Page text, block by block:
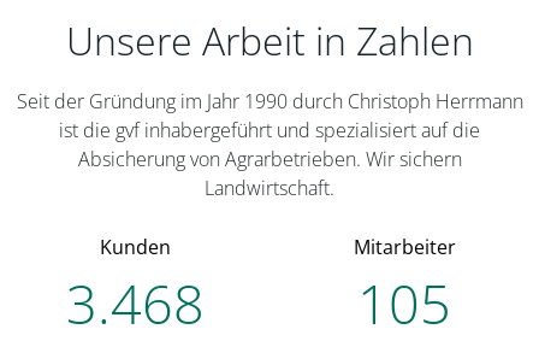
Unsere Arbeit in Zahlen
Seit der Gründung im Jahr 1990 durch Christoph Herrmann
ist die gvf inhabergeführt und spezialisiert auf die
Absicherung von Agrarbetrieben. Wir sichern
Landwirtschaft.
Kunden
3.468
Mitarbeiter
105